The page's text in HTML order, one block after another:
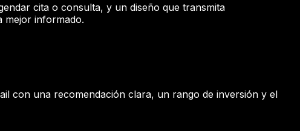
cita o consulta, y un diseño que transmita
mejor informado.
con una recomendación clara, un rango de inversión y el